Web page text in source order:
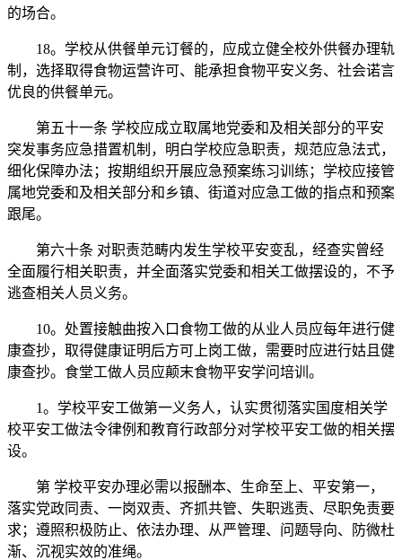
的场合。
18。学校从供餐单元订餐的，应成立健全校外供餐办理轨
制，选择取得食物运营许可、能承担食物平安义务、社会诺言
优良的供餐单元。
第五十一条 学校应成立取属地党委和及相关部分的平安
突发事务应急措置机制，明白学校应急职责，规范应急法式，
细化保障办法；按期组织开展应急预案练习训练；学校应接管
属地党委和及相关部分和乡镇、街道对应急工做的指点和预案
跟尾。
第六十条 对职责范畴内发生学校平安变乱，经查实曾经
全面履行相关职责，并全面落实党委和相关工做摆设的，不予
逃查相关人员义务。
10。处置接触曲按入口食物工做的从业人员应每年进行健
康查抄，取得健康证明后方可上岗工做，需要时应进行姑且健
康查抄。食堂工做人员应颠末食物平安学问培训。
1。学校平安工做第一义务人，认实贯彻落实国度相关学
校平安工做法令律例和教育行政部分对学校平安工做的相关摆
设。
第 学校平安办理必需以报酬本、生命至上、平安第一，
落实党政同责、一岗双责、齐抓共管、失职逃责、尽职免责要
求；遵照积极防止、依法办理、从严管理、问题导向、防微杜
渐、沉视实效的准绳。